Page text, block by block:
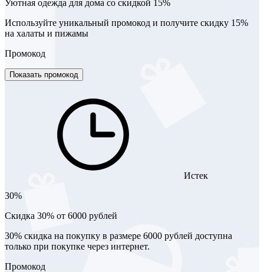
Уютная одежда для дома со скидкой 15%
Используйте уникальный промокод и получите скидку 15%
на халаты и пижамы
Промокод
Показать промокод
Истек
30%
Скидка 30% от 6000 рублей
30% скидка на покупку в размере 6000 рублей доступна
только при покупке через интернет.
Промокод